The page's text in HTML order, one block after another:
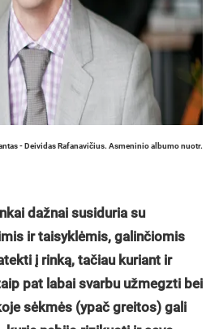
- Deividas Rafanavičius. Asmeninio albumo nuotr.
dažnai susiduria su
ir taisyklėmis, galinčiomis
į rinką, tačiau kuriant ir
pat labai svarbu užmegzti bei
sėkmės (ypač greitos) gali